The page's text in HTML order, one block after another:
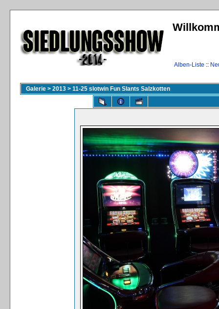
Alben-Liste ::
Galerie > 2013 > 11-25 slotwin Fun Slants Salzkotten